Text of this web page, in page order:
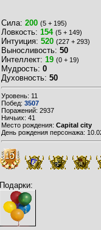
Сила: 200 (5 + 195)
Ловкость: 154 (5 + 149)
Интуиция: 520 (227 + 293)
Выносливость: 50
Интеллект: 19 (0 + 19)
Мудрость: 0
Духовность: 50
Уровень: 11
Побед: 3507
Поражений: 2937
Ничьих: 41
Место рождения: Capital city
День рождения персонажа:
Подарки: